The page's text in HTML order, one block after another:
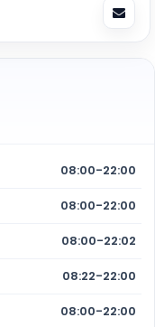
08:00-22:00
08:00-22:00
08:00-22:02
08:22-22:00
08:00-22:00